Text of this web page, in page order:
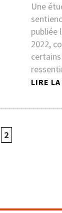
Une
publiée
2022,
LIRE
2